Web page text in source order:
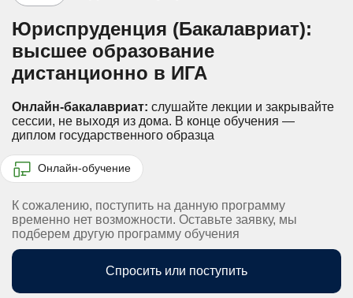
Юриспруденция (Бакалавриат):
высшее образование
дистанционно в ИГА
Онлайн-бакалавриат: слушайте лекции и закрывайте
сессии, не выходя из дома. В конце обучения —
диплом государственного образца
Онлайн-обучение
К сожалению, поступить на данную программу
временно нет возможности. Оставьте заявку, мы
подберем другую программу обучения
Спросить или поступить